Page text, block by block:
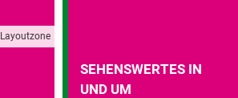
SEHENSWERTES IN
UND UM